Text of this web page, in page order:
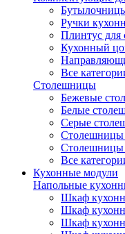
Ручки
Плинтус
Кухонный
Все
Столешницы
Бежевые
Белые
Серые
Все
Кухонные модули
Напольные
Шкаф
Шкаф
Шкаф